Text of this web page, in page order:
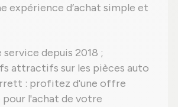
expérience d’achat simple et
depuis 2018 ;
attractifs sur les pièces auto
: profitez d'une offre
pour l'achat de votre